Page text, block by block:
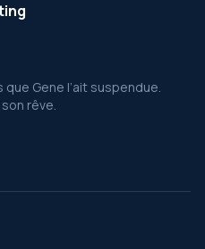
Gene l’ait suspendue.
rêve.